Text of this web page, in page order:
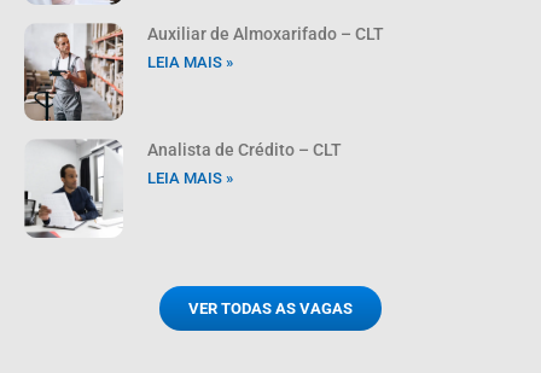
Auxiliar de Almoxarifado – CLT
LEIA MAIS »
Analista de Crédito – CLT
LEIA MAIS »
VER TODAS AS VAGAS